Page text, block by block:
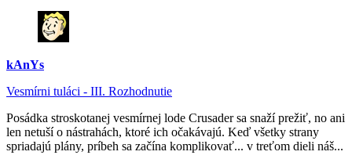
kAnYs
Vesmírni tuláci - III. Rozhodnutie
Posádka stroskotanej vesmírnej lode Crusader sa snaží prežiť, no ani
len netuší o nástrahách, ktoré ich očakávajú. Keď všetky strany
spriadajú plány, príbeh sa začína komplikovať... v treťom dieli náš...